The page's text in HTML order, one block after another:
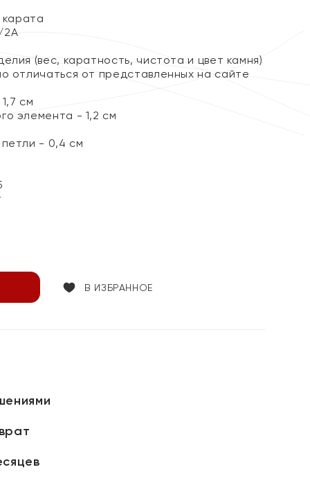
карата
2А
(вес, каратность, чистота и цвет камня)
отличаться от представленных на сайте
см
элемента - 1,2 см
- 0,4 см
В ИЗБРАННОЕ